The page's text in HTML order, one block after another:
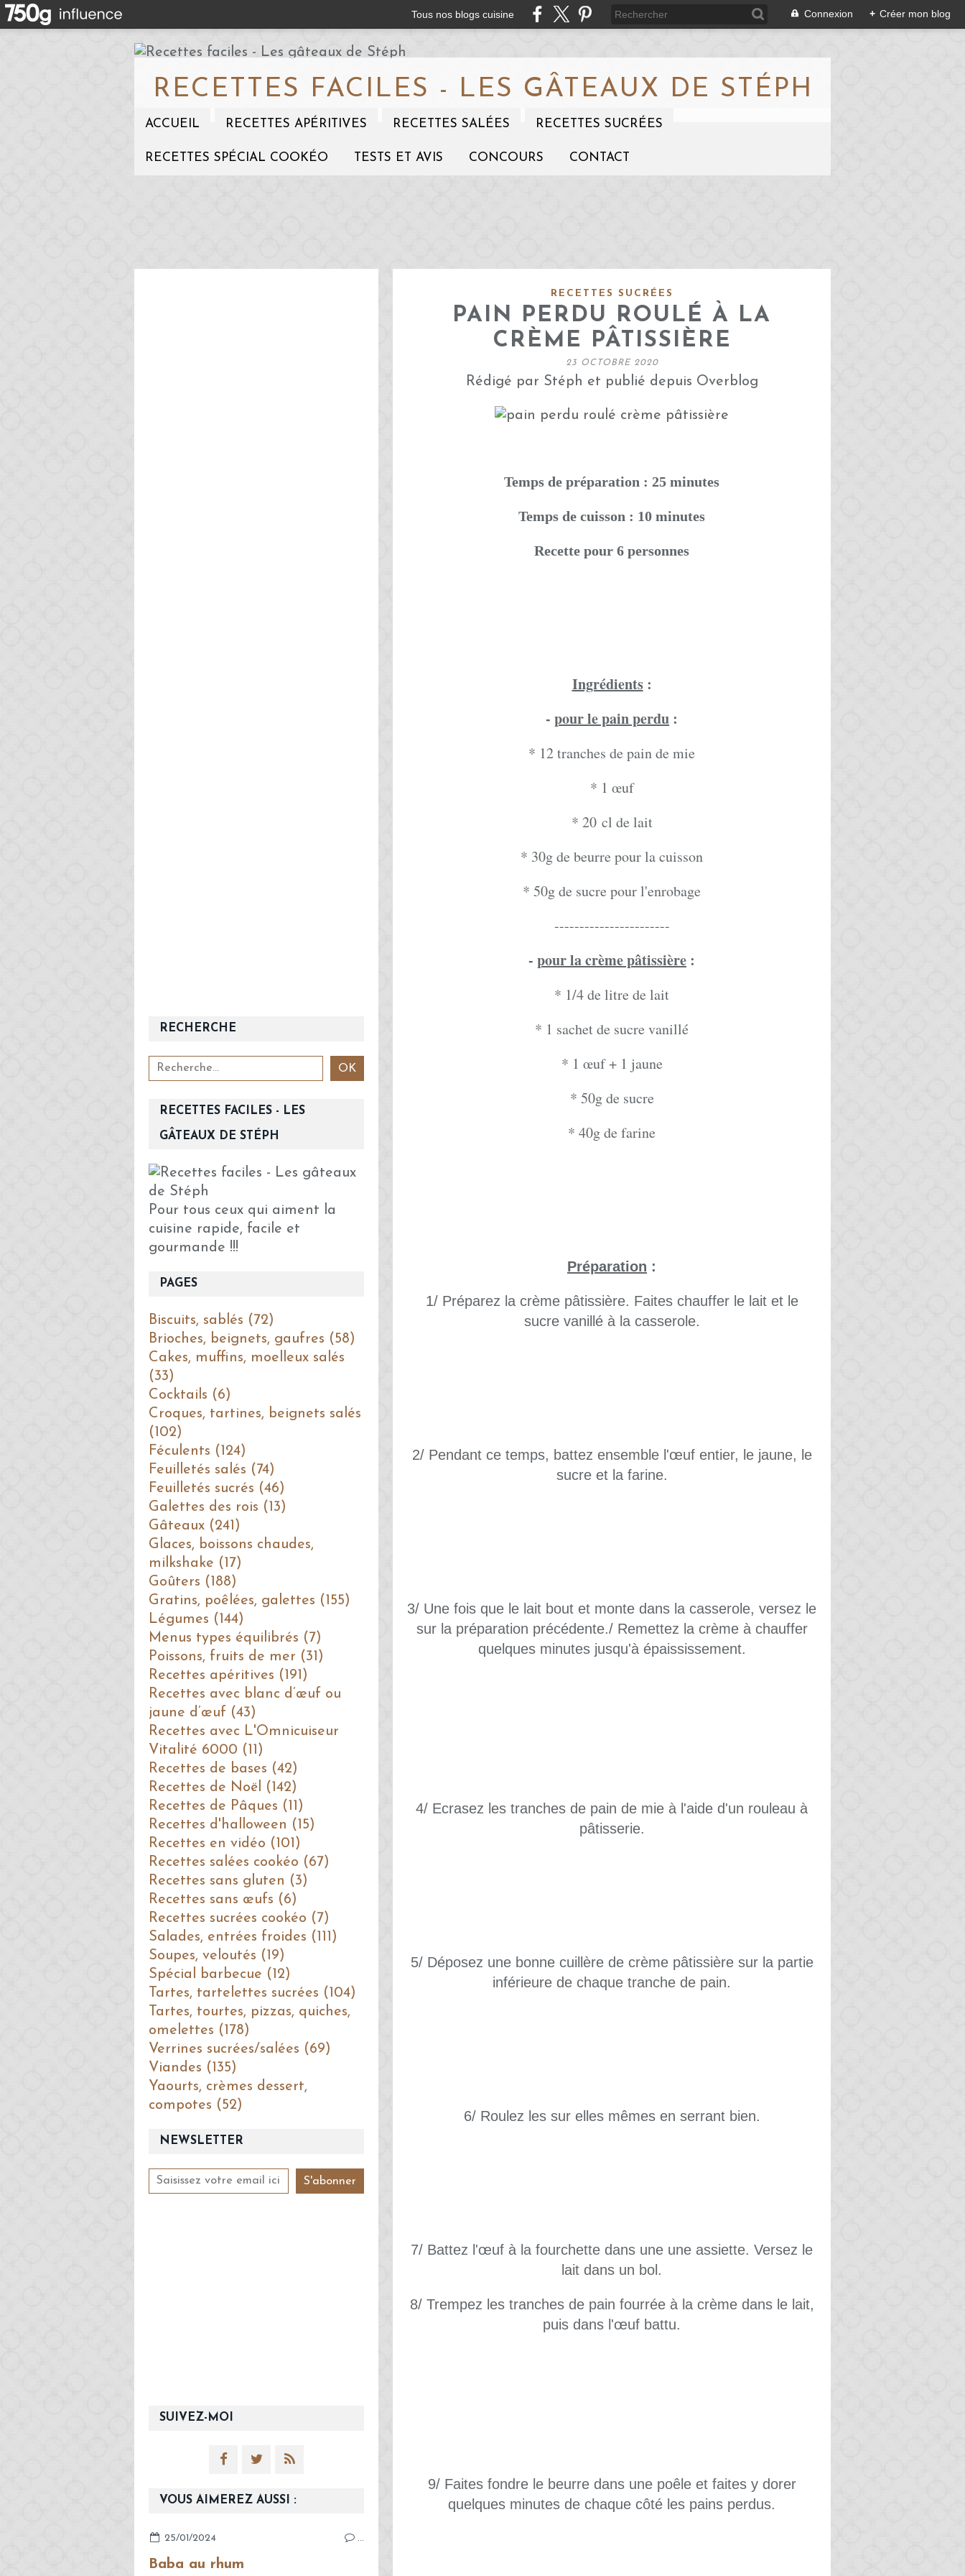
Tous nos blogs cuisine Connexion + Créer mon blog
RECETTES FACILES - LES GÂTEAUX DE STÉPH
ACCUEIL RECETTES APÉRITIVES RECETTES SALÉES RECETTES SUCRÉES
RECETTES SPÉCIAL COOKÉO TESTS ET AVIS CONCOURS CONTACT
RECETTES SUCRÉES
PAIN PERDU ROULÉ À LA
CRÈME PÂTISSIÈRE
23 OCTOBRE 2020
Rédigé par Stéph et publié depuis Overblog
Temps de préparation : 25 minutes
Temps de cuisson : 10 minutes
Recette pour 6 personnes
Ingrédients:
- pour le pain perdu :
* 12 tranches de pain de mie
* 1 œuf
* 20 cl de lait
* 30g de beurre pour la cuisson
* 50g de sucre pour l'enrobage
-----------------------
- pour la crème pâtissière :
* 1/4 de litre de lait
* 1 sachet de sucre vanillé
* 1 œuf + 1 jaune
* 50g de sucre
* 40g de farine
Préparation :
1/ Préparez la crème pâtissière. Faites chauffer le lait et le
sucre vanillé à la casserole.
2/ Pendant ce temps, battez ensemble l'œuf entier, le jaune, le
sucre et la farine.
3/ Une fois que le lait bout et monte dans la casserole, versez le
sur la préparation précédente./ Remettez la crème à chauffer
quelques minutes jusqu'à épaississement.
4/ Ecrasez les tranches de pain de mie à l'aide d'un rouleau à
pâtisserie.
5/ Déposez une bonne cuillère de crème pâtissière sur la partie
inférieure de chaque tranche de pain.
6/ Roulez les sur elles mêmes en serrant bien.
7/ Battez l'œuf à la fourchette dans une une assiette. Versez le
lait dans un bol.
8/ Trempez les tranches de pain fourrée à la crème dans le lait,
puis dans l'œuf battu.
9/ Faites fondre le beurre dans une poêle et faites y dorer
quelques minutes de chaque côté les pains perdus.
NEWSLETTER
SUIVEZ-MOI
RECHERCHE
RECETTES FACILES - LES
GÂTEAUX DE STÉPH
Pour tous ceux qui aiment la
cuisine rapide, facile et
gourmande !!!
VOUS AIMEREZ AUSSI :
25/01/2024 …
Baba au rhum
PAGES
Biscuits, sablés (72)
Brioches, beignets, gaufres (58)
Cakes, muffins, moelleux salés
(33)
Cocktails (6)
Croques, tartines, beignets salés
(102)
Féculents (124)
Feuilletés salés (74)
Feuilletés sucrés (46)
Galettes des rois (13)
Gâteaux (241)
Glaces, boissons chaudes,
milkshake (17)
Goûters (188)
Gratins, poêlées, galettes (155)
Légumes (144)
Menus types équilibrés (7)
Poissons, fruits de mer (31)
Recettes apéritives (191)
Recettes avec blanc d’œuf ou
jaune d’œuf (43)
Recettes avec L'Omnicuiseur
Vitalité 6000 (11)
Recettes de bases (42)
Recettes de Noël (142)
Recettes de Pâques (11)
Recettes d'halloween (15)
Recettes en vidéo (101)
Recettes salées cookéo (67)
Recettes sans gluten (3)
Recettes sans œufs (6)
Recettes sucrées cookéo (7)
Salades, entrées froides (111)
Soupes, veloutés (19)
Spécial barbecue (12)
Tartes, tartelettes sucrées (104)
Tartes, tourtes, pizzas, quiches,
omelettes (178)
Verrines sucrées/salées (69)
Viandes (135)
Yaourts, crèmes dessert,
compotes (52)